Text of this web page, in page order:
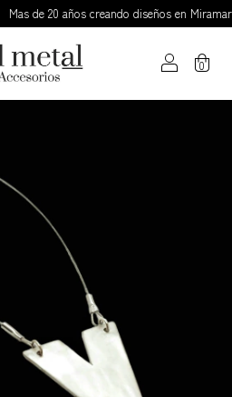
Mas de 20 años creando diseños en
0